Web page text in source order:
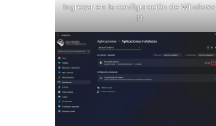
Ingresar en la configuración de Windows
11